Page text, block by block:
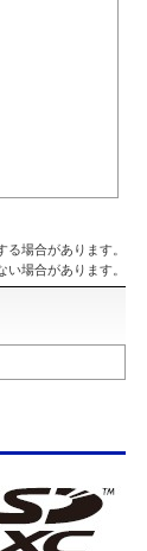
場合があります。
場合があります。